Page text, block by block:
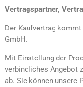
Vertragspartner,
Der Kaufvertrag
GmbH.
Mit Einstellung der
verbindliches Angebot
ab. Sie können unsere